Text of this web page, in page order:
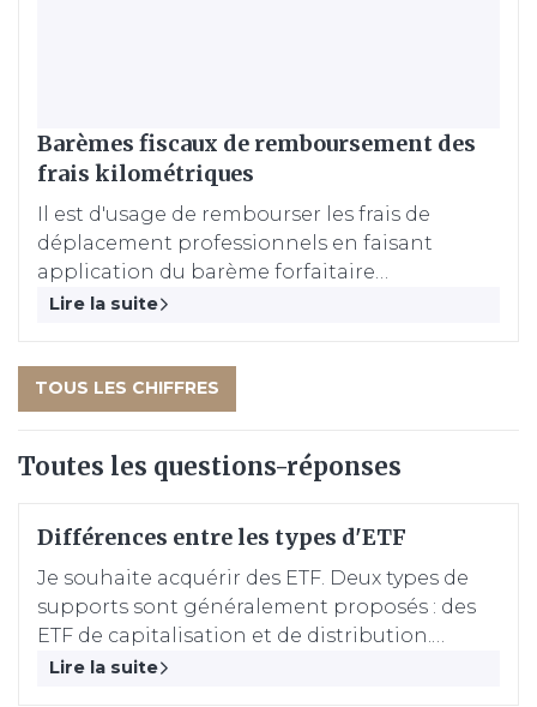
Barèmes fiscaux de remboursement des
frais kilométriques
Il est d'usage de rembourser les frais de
déplacement professionnels en faisant
application du barème forfaitaire
kilométrique fixé annuellement par
Lire la suite
TOUS LES CHIFFRES
Toutes les questions-réponses
Différences entre les types d'ETF
Je souhaite acquérir des ETF. Deux types de
supports sont généralement proposés : des
ETF de capitalisation et de distribution.
Quelles différences entre eux ?
Lire la suite